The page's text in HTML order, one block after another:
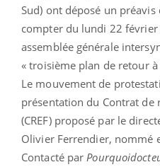
Sud) ont déposé un
compter du lundi 22 février
assemblée générale
« troisième plan de retour
Le mouvement de
présentation du Contrat de
(CREF) proposé par le
Olivier Ferrendier, nommé
Contacté par